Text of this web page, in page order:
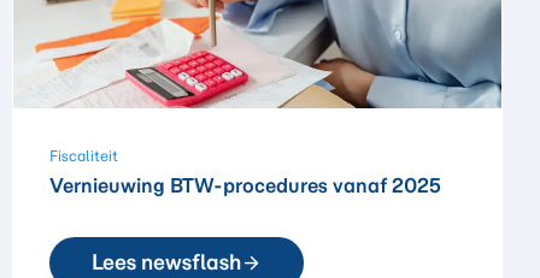
Fiscaliteit
Vernieuwing BTW-procedures vanaf 2025
Lees newsflash